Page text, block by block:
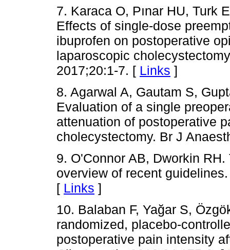
7. Karaca O, Pınar HU, Turk
Effects of single-dose
ibuprofen on postoperative
laparoscopic
2017;20:1-7. [ Links ]
8. Agarwal A, Gautam S,
Evaluation of a single
attenuation of postoperative
cholecystectomy. Br J
9. O'Connor AB, Dworkin
overview of recent
[ Links ]
10. Balaban F, Yağar S,
randomized, placebo-
postoperative pain intensity